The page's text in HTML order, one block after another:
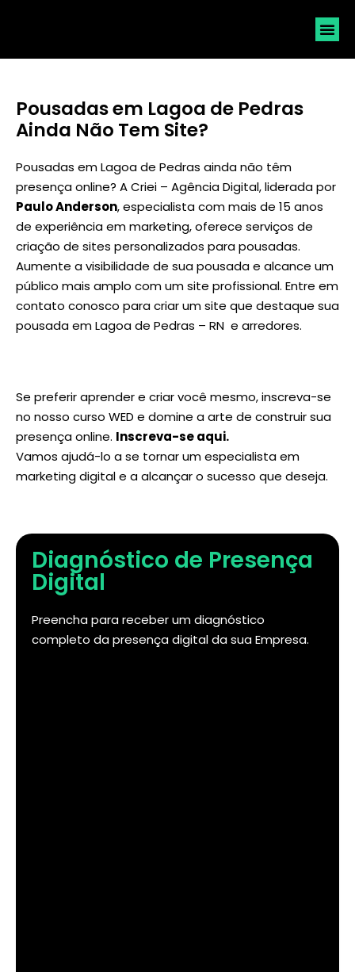
Pousadas em Lagoa de Pedras
Ainda Não Tem Site?
Pousadas em Lagoa de Pedras ainda não têm
presença online? A Criei – Agência Digital, liderada por
Paulo Anderson, especialista com mais de 15 anos
de experiência em marketing, oferece serviços de
criação de sites personalizados para pousadas.
Aumente a visibilidade de sua pousada e alcance um
público mais amplo com um site profissional. Entre em
contato conosco para criar um site que destaque sua
pousada em Lagoa de Pedras – RN e arredores.
Se preferir aprender e criar você mesmo, inscreva-se
no nosso curso WED e domine a arte de construir sua
presença online. Inscreva-se aqui.
Vamos ajudá-lo a se tornar um especialista em
marketing digital e a alcançar o sucesso que deseja.
Diagnóstico de Presença
Digital
Preencha para receber um diagnóstico
completo da presença digital da sua Empresa.